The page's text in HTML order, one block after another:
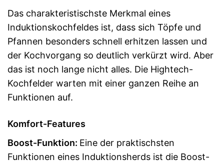
Das charakteristischste Merkmal eines
Induktionskochfeldes ist, dass sich Töpfe und
Pfannen besonders schnell erhitzen lassen und
der Kochvorgang so deutlich verkürzt wird. Aber
das ist noch lange nicht alles. Die Hightech-
Kochfelder warten mit einer ganzen Reihe an
Funktionen auf.
Komfort-Features
Boost-Funktion: Eine der praktischsten
Funktionen eines Induktionsherds ist die Boost-